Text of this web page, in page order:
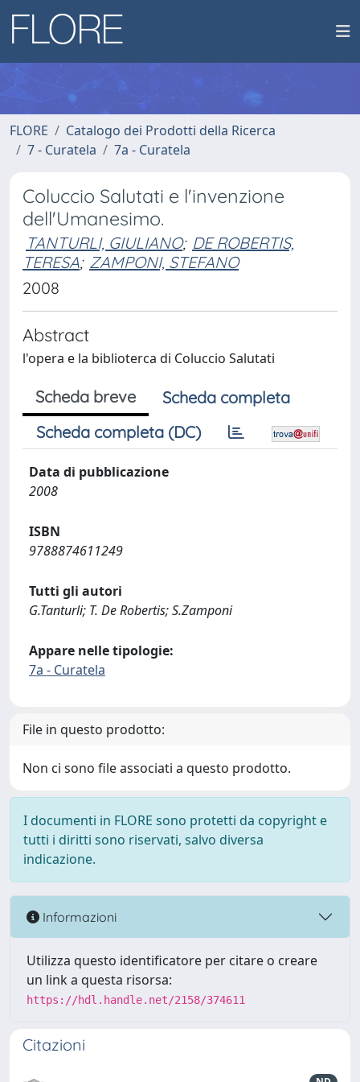
FLORE
Catalogo dei Prodotti della Ricerca
7 - Curatela
7a - Curatela
Coluccio Salutati e l'invenzione
dell'Umanesimo.
TANTURLI, GIULIANO; DE ROBERTIS,
TERESA; ZAMPONI, STEFANO
2008
Abstract
l'opera e la biblioterca di Coluccio Salutati
Scheda breve
Scheda completa
Scheda completa (DC)
Data di pubblicazione
2008
ISBN
9788874611249
Tutti gli autori
G.Tanturli; T. De Robertis; S.Zamponi
Appare nelle tipologie:
7a - Curatela
File in questo prodotto:
Non ci sono file associati a questo prodotto.
I documenti in FLORE sono protetti da copyright e
tutti i diritti sono riservati, salvo diversa
indicazione.
Informazioni
Utilizza questo identificatore per citare o creare
un link a questa risorsa:
https://hdl.handle.net/2158/374611
Citazioni